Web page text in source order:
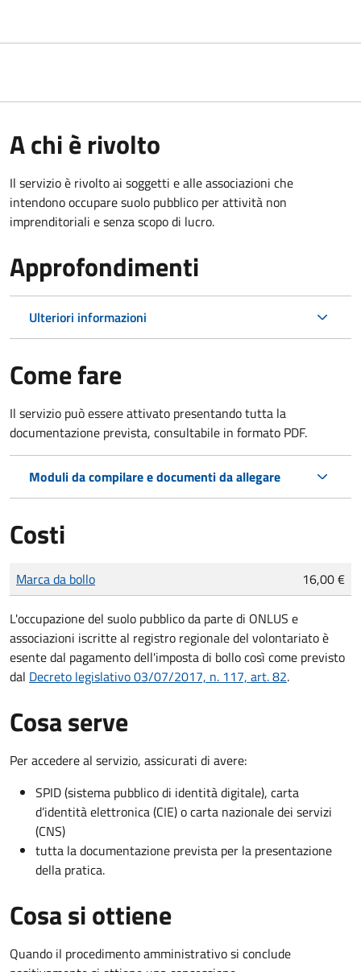
A chi è rivolto
Il servizio è rivolto ai soggetti e alle associazioni che
intendono occupare suolo pubblico per attività non
imprenditoriali e senza scopo di lucro.
Approfondimenti
Ulteriori informazioni
Come fare
Il servizio può essere attivato presentando tutta la
documentazione prevista, consultabile in formato PDF.
Moduli da compilare e documenti da allegare
Costi
Tipo di pagamento
Importo
Marca da bollo 16,00 €
L'occupazione del suolo pubblico da parte di ONLUS e
associazioni iscritte al registro regionale del volontariato è
esente dal pagamento dell'imposta di bollo così come previsto
dal Decreto legislativo 03/07/2017, n. 117, art. 82.
Cosa serve
Per accedere al servizio, assicurati di avere:
SPID (sistema pubblico di identità digitale), carta
d’identità elettronica (CIE) o carta nazionale dei servizi
(CNS)
tutta la documentazione prevista per la presentazione
della pratica.
Cosa si ottiene
Quando il procedimento amministrativo si conclude